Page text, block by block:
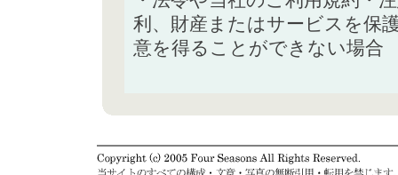
利、財産またはサービスを保
意を得ることができない場合